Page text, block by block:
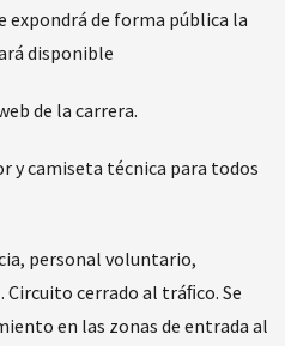
expondrá de forma pública la
disponible
de la carrera.
y camiseta técnica para todos
personal voluntario,
cerrado al tráﬁco. Se
en las zonas de entrada al